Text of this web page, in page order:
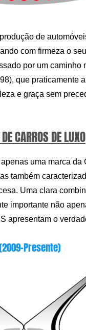
de
com firmeza o
por um
que praticamente
e graça sem
CARROS DE LUXO
uma marca
também
Uma clara
importante não
apresentam o
Presente)